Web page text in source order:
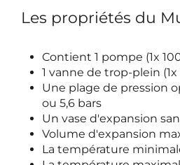
Les propriétés du
Contient 1 pompe (1x
1 vanne de trop-plein (1x
Une plage de pression
ou 5,6 bars
Un vase d'expansion
Volume d'expansion
La température